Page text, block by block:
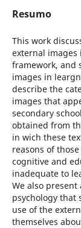
Resumo
This work
external images
framework, and
images in
describe the
images that
secondary
obtained from
in wich these
reasons of
cognitive and
inadequate to
We also
psychology that
use of the
themselves